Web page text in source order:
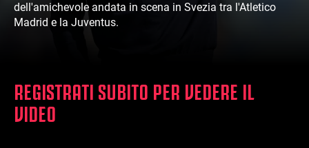
dell'amichevole andata in scena in Svezia tra l'Atletico
Madrid e la Juventus.
REGISTRATI SUBITO PER VEDERE IL
VIDEO